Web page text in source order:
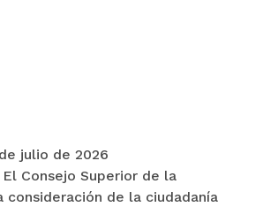
julio de 2026
Consejo Superior de la
consideración de la ciudadanía